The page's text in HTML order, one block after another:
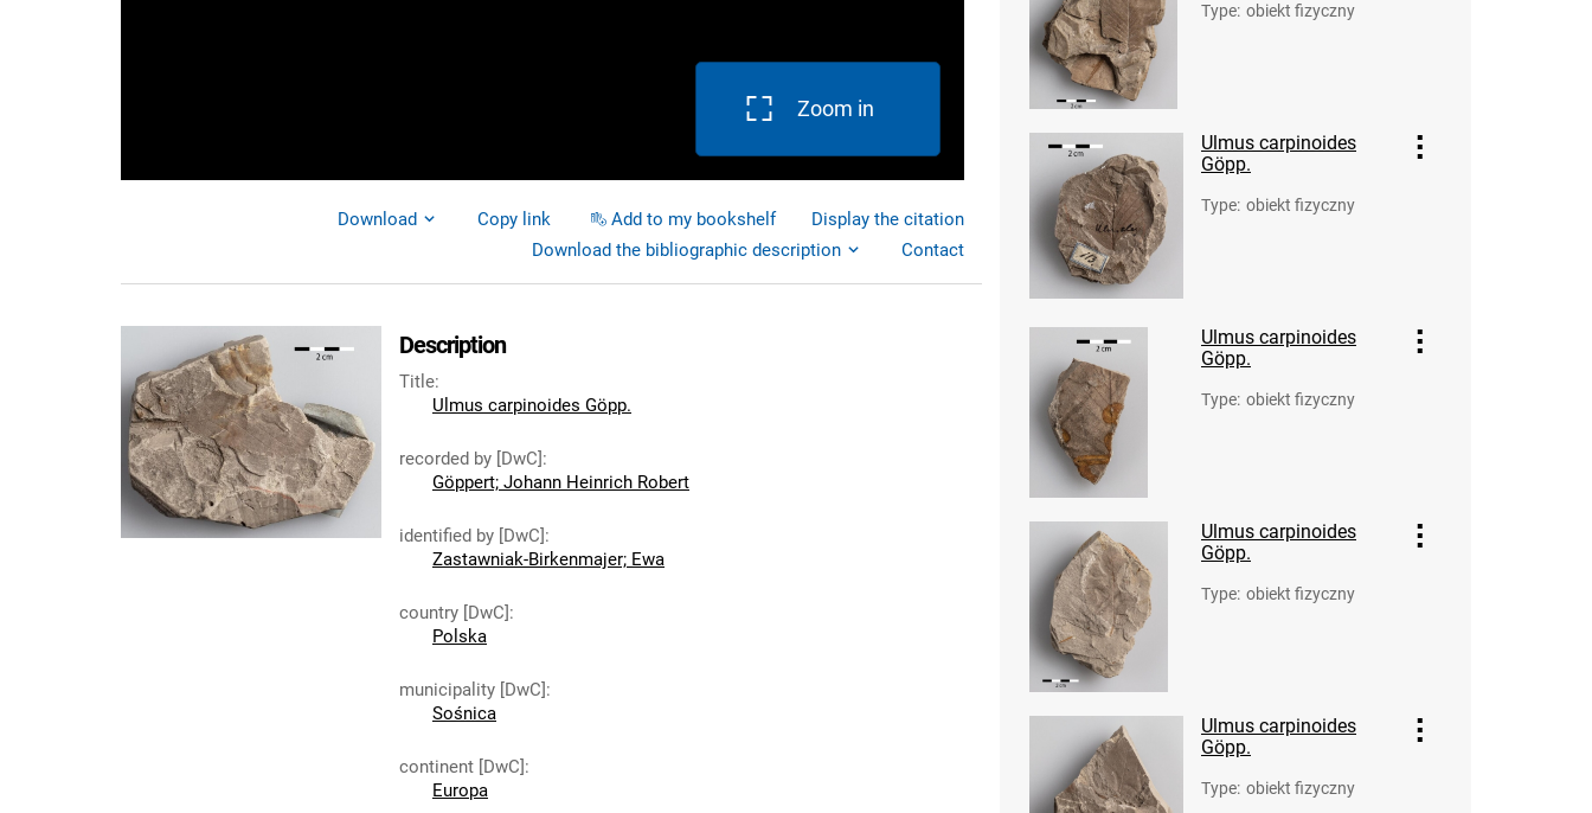
Zoom in
Download Copy link Add to my bookshelf
Display the citation
Download the bibliographic description
Contact
Description
Title:
Ulmus carpinoides Göpp.
recorded by [DwC]:
Göppert; Johann Heinrich Robert
identified by [DwC]:
Zastawniak-Birkenmajer; Ewa
country [DwC]:
Polska
municipality [DwC]:
Sośnica
continent [DwC]:
Europa
Type: obiekt fizyczny
Ulmus carpinoides
Göpp.
Type: obiekt fizyczny
Ulmus carpinoides
Göpp.
Type: obiekt fizyczny
Ulmus carpinoides
Göpp.
Type: obiekt fizyczny
Ulmus carpinoides
Göpp.
Type: obiekt fizyczny